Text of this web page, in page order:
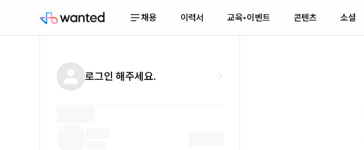
채용 이력서 교육•이벤트 콘텐츠 소셜
로그인 해주세요.